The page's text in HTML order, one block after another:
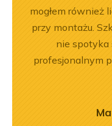
mogłem również
przy montażu.
nie spotyka
profesjonalnym